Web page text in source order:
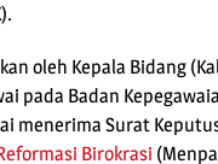
oleh Kepala Bidang
pada Badan
menerima Surat
Birokrasi